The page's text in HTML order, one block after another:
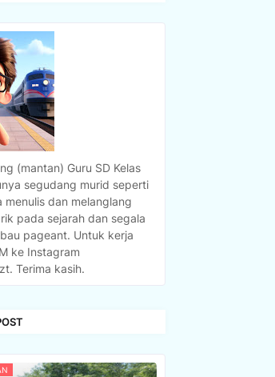
(mantan) Guru SD Kelas
segudang murid seperti
menulis dan melanglang
pada sejarah dan segala
pageant. Untuk kerja
ke Instagram
Terima kasih.